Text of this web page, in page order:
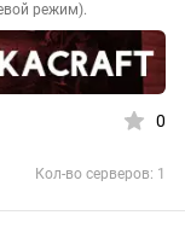
режим).
0
Кол-во серверов: 1